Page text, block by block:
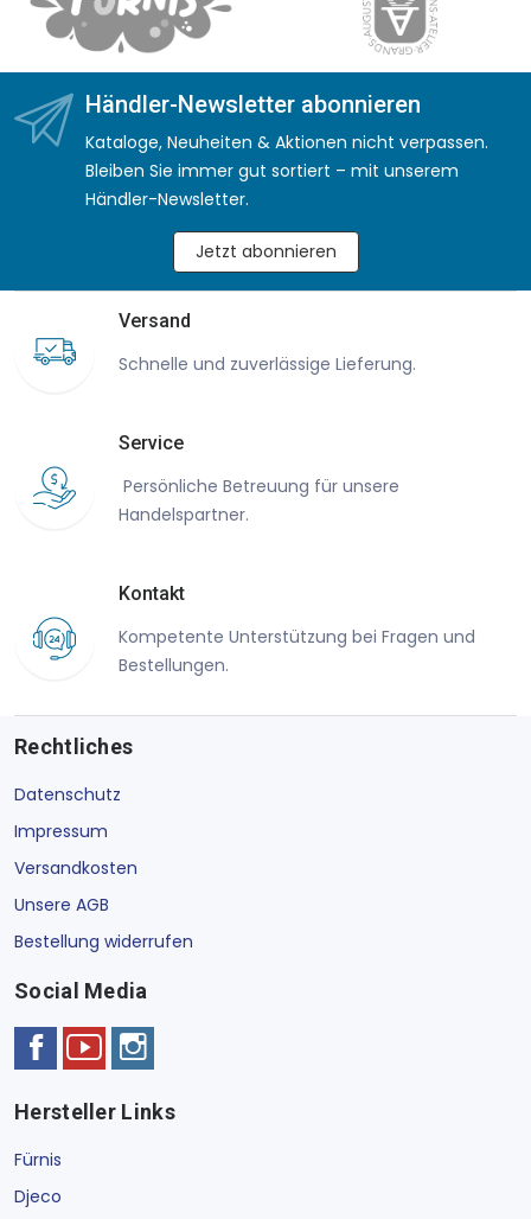
Händler-Newsletter abonnieren
Kataloge, Neuheiten & Aktionen nicht verpassen.
Bleiben Sie immer gut sortiert – mit unserem
Händler-Newsletter.
Jetzt abonnieren
Versand
Schnelle und zuverlässige Lieferung.
Service
Persönliche Betreuung für unsere
Handelspartner.
Kontakt
Kompetente Unterstützung bei Fragen und
Bestellungen.
Rechtliches
Datenschutz
Impressum
Versandkosten
Unsere AGB
Bestellung widerrufen
Social Media
Hersteller Links
Fürnis
Djeco